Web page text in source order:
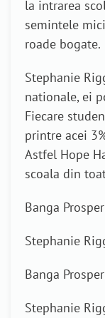
la intrarea
semintele
roade bogate.
Stephanie
nationale, ei
Fiecare
printre acei
Astfel Hope
scoala din
Banga
Stephanie
Banga
Stephanie